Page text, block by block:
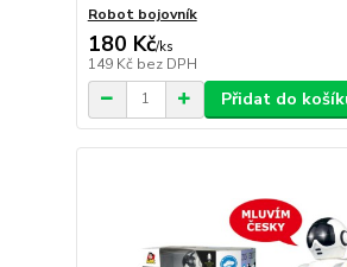
Robot bojovník
180 Kč/ks
149 Kč bez DPH
Přidat do